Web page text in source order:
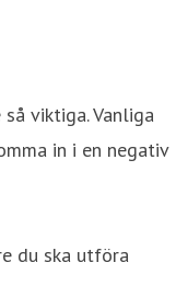
viktiga. Vanliga
in i en negativ
du ska utföra